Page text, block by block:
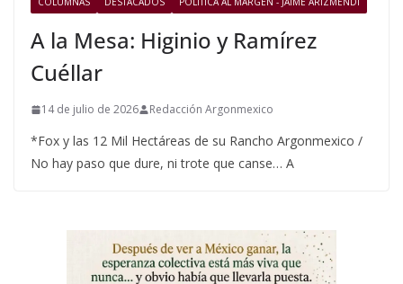
A la Mesa: Higinio y Ramírez
Cuéllar
14 de julio de 2026 Redacción Argonmexico
*Fox y las 12 Mil Hectáreas de su Rancho Argonmexico /
No hay paso que dure, ni trote que canse… A